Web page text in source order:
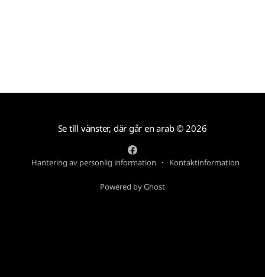
Se till vänster, där går en arab© 2026
Hantering av personlig information Kontaktinformation
Powered by Ghost